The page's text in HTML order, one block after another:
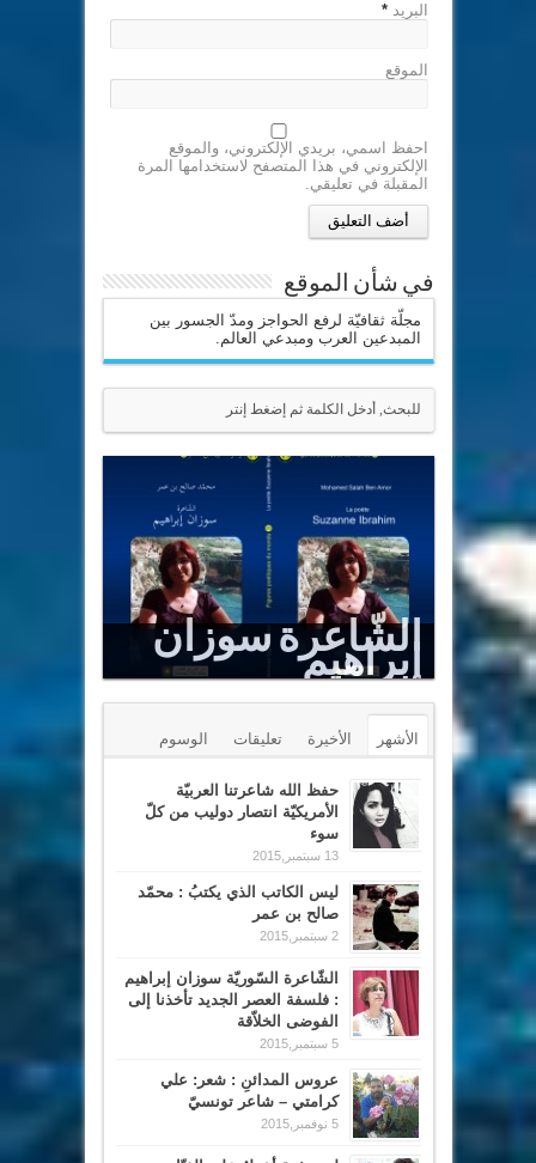
البريد *
الموقع
احفظ اسمي، بريدي الإلكتروني، والموقع
الإلكتروني في هذا المتصفح لاستخدامها المرة
المقبلة في تعليقي.
في شأن الموقع
مجلّة ثقافيّة لرفع الحواجز ومدّ الجسور بين
المبدعين العرب ومبدعي العالم.
الشّاعرة سوزان
إبراهيم
Le Sommet est un puits renversé
الأشهر الأخيرة تعليقات الوسوم
حفظ الله شاعرتنا العربيّة
الأمريكيّة انتصار دوليب من كلّ
سوء
13 سبتمبر,2015
ليس الكاتب الذي يكتبُ : محمّد
صالح بن عمر
2 سبتمبر,2015
الشّاعرة السّوريّة سوزان إبراهيم
: فلسفة العصر الجديد تأخذنا إلى
الفوضى الخلاّقة
5 سبتمبر,2015
عروس المدائنِ : شعر: علي
كرامتي – شاعر تونسيّ
5 نوفمبر,2015